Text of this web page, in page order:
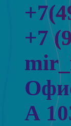
+7
А